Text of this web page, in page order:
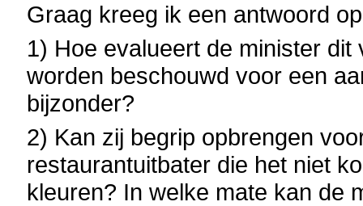
Graag kreeg ik een antwoord
1) Hoe evalueert de minister
worden beschouwd voor een
bijzonder?
2) Kan zij begrip opbrengen
restaurantuitbater die het niet
kleuren? In welke mate kan de